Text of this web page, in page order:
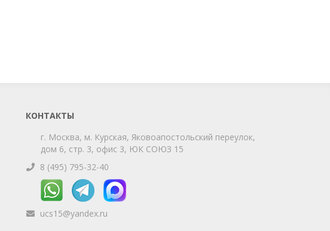
КОНТАКТЫ
г. Москва, м. Курская, Яковоапостольский переулок,
дом 6, стр. 3, офис 3, ЮК СОЮЗ 15
8 (495) 795-32-40
ucs15@yandex.ru
Telegram Max
Телефон